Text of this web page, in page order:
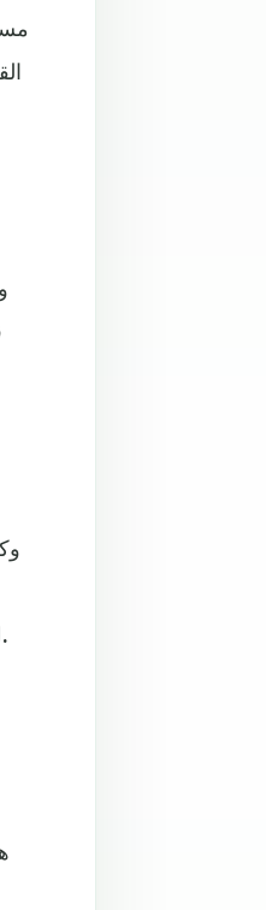
لمسلح من الحوثيين في اليمن في 15 مارس آذار مع تفاصيل عن ضربات جوية أمريكية أخرى.